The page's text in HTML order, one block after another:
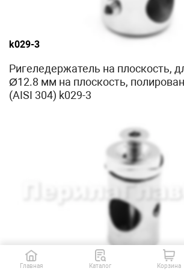
k029-3
Ригеледержатель на плоскость,
Ø12.8 мм на плоскость,
(AISI 304) k029-3
k031
Главная Каталог Корзина